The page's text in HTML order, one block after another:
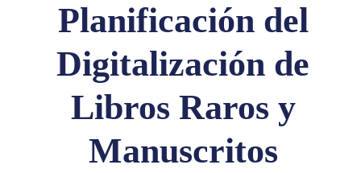
Planificación del
Digitalización de
Libros Raros y
Manuscritos